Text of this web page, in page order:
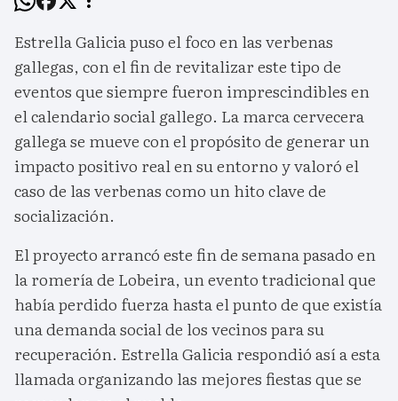
Estrella Galicia puso el foco en las verbenas
gallegas, con el fin de revitalizar este tipo de
eventos que siempre fueron imprescindibles en
el calendario social gallego. La marca cervecera
gallega se mueve con el propósito de generar un
impacto positivo real en su entorno y valoró el
caso de las verbenas como un hito clave de
socialización.
El proyecto arrancó este fin de semana pasado en
la romería de Lobeira, un evento tradicional que
había perdido fuerza hasta el punto de que existía
una demanda social de los vecinos para su
recuperación. Estrella Galicia respondió así a esta
llamada organizando las mejores fiestas que se